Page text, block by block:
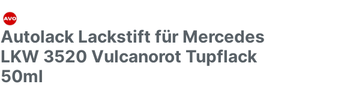
Autolack Lackstift für Mercedes
LKW 3520 Vulcanorot Tupflack
50ml